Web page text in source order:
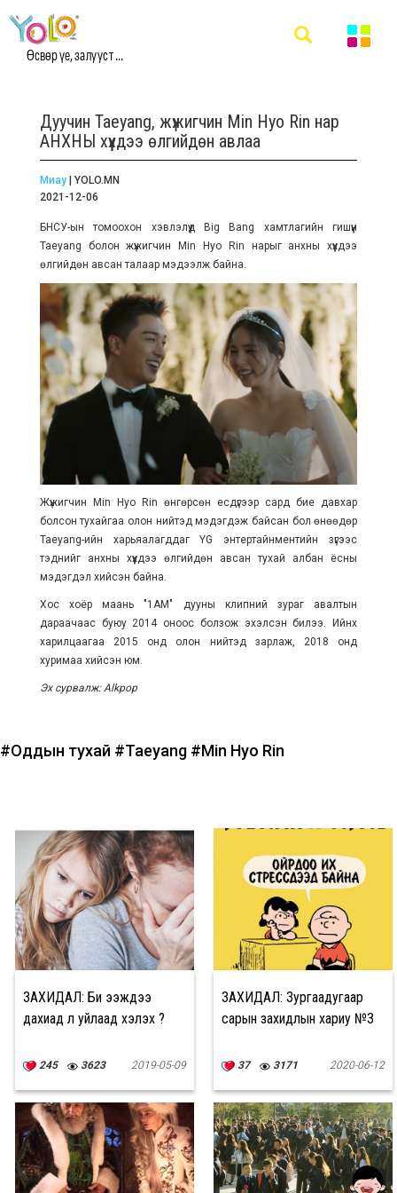
Өсвөр үе, залууст ...
Дуучин Taeyang, жүжигчин Min Hyo Rin нар
АНХНЫ хүүхдээ өлгийдөн авлаа
Миау| YOLO.MN
2021-12-06
БНСУ-ын томоохон хэвлэлүүд Big Bang хамтлагийн гишүүн
Taeyang болон жүжигчин Min Hyo Rin нарыг анхны хүүхдээ
өлгийдөн авсан талаар мэдээлж байна.
Жүжигчин Min Hyo Rin өнгөрсөн есдүгээр сард бие давхар
болсон тухайгаа олон нийтэд мэдэгдэж байсан бол өнөөдөр
Taeyang-ийн харьяалагддаг YG энтертайнментийн зүгээс
тэднийг анхны хүүхдээ өлгийдөн авсан тухай албан ёсны
мэдэгдэл хийсэн байна.
Хос хоёр маань "1AM" дууны клипний зураг авалтын
дараачаас буюу 2014 оноос болзож эхэлсэн билээ. Ийнхүү
харилцаагаа 2015 онд олон нийтэд зарлаж, 2018 онд
хуримаа хийсэн юм.
Эх сурвалж: Alkpop
#Оддын тухай #Taeyang #Min Hyo Rin
ЗАХИДАЛ: Би ээждээ
дахиад л уйлаад хэлэх үү?
245 3623 2019-05-09
ЗАХИДАЛ: Зургаадугаар
сарын захидлын хариу №3
37 3171 2020-06-12